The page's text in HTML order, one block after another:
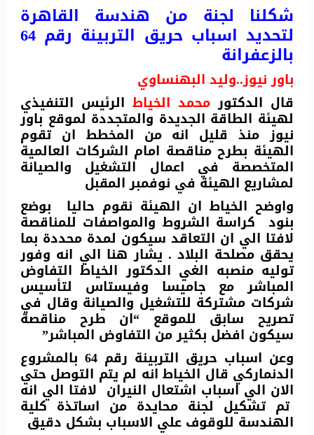
شكلنا لجنة من هندسة القاهرة
لتحديد اسباب حريق التربينة رقم 64
بالزعفرانة
باور نيوز..وليد البهنساوي
قال الدكتور محمد الخياط الرئيس التنفيذي
لهيئة الطاقة الجديدة والمتجددة لموقع باور
نيوز منذ قليل انه من المخطط ان تقوم
الهيئة بطرح مناقصة امام الشركات العالمية
المتخصصة في اعمال التشغيل والصيانة
لمشاريع الهيئة في نوفمبر المقبل
واوضح الخياط ان الهيئة نقوم حاليا بوضع
بنود كراسة الشروط والمواصفات للمناقصة
لافتا الي ان التعاقد سيكون لمدة محددة بما
يحقق مصلحة البلاد . يشار هنا الي انه وفور
توليه منصبه الغي الدكتور الخياط التفاوض
المباشر مع جاميسا وفيستاس لتأسيس
شركات مشتركة للتشغيل والصيانة وقال في
تصريح سابق للموقع “ان طرح مناقصة
سيكون افضل بكثير من التفاوض المباشر”
وعن اسباب حريق التربينة رقم 64 بالمشروع
الدنماركي قال الخياط انه لم يتم التوصل حتي
الان الي اسباب اشتعال النيران لافتا الي انه
تم تشكيل لجنة محايدة من اساتذة كلية
الهندسة للوقوف علي الاسباب بشكل دقيق